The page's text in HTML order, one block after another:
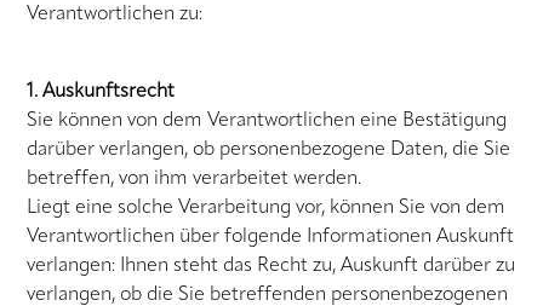
Verantwortlichen zu:
1. Auskunftsrecht
Sie können von dem Verantwortlichen eine Bestätigung
darüber verlangen, ob personenbezogene Daten, die Sie
betreffen, von ihm verarbeitet werden.
Liegt eine solche Verarbeitung vor, können Sie von dem
Verantwortlichen über folgende Informationen Auskunft
verlangen: Ihnen steht das Recht zu, Auskunft darüber zu
verlangen, ob die Sie betreffenden personenbezogenen